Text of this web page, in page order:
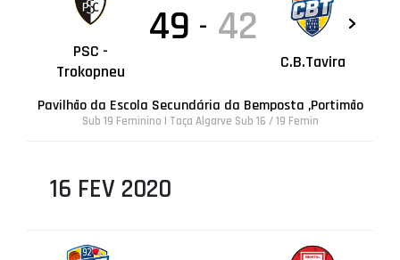
PSC -
Trokopneu
49 - 42
C.B.Tavira
Pavilhão da Escola Secundária da Bemposta ,Portimão
Sub 19 Feminino | Taça Algarve Sub 16 / 19 Femin
16 FEV 2020